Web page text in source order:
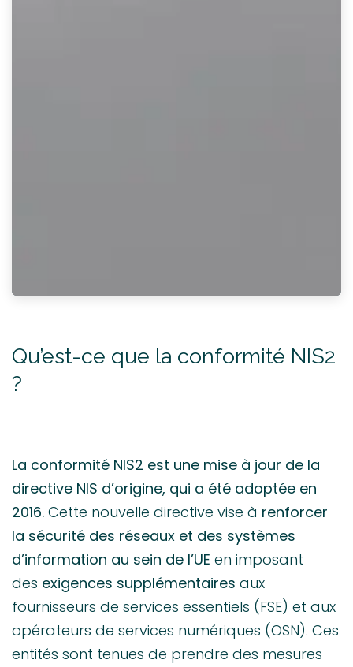
Qu’est-ce que la conformité NIS2
?
La conformité NIS2 est une mise à jour de la
directive NIS d’origine, qui a été adoptée en
2016. Cette nouvelle directive vise à renforcer
la sécurité des réseaux et des systèmes
d’information au sein de l’UE en imposant
des exigences supplémentaires aux
fournisseurs de services essentiels (FSE) et aux
opérateurs de services numériques (OSN). Ces
entités sont tenues de prendre des mesures